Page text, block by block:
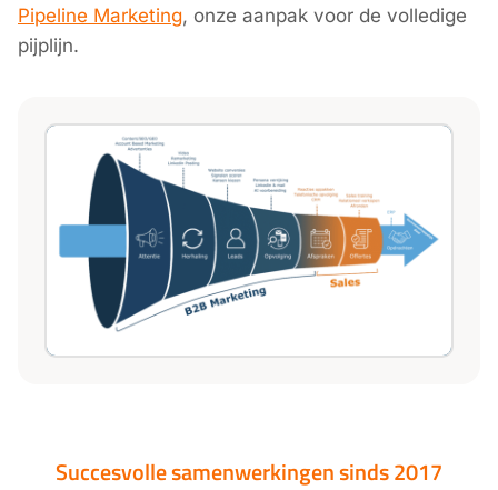
Pipeline Marketing, onze aanpak voor de volledige
pijplijn.
Succesvolle samenwerkingen sinds 2017